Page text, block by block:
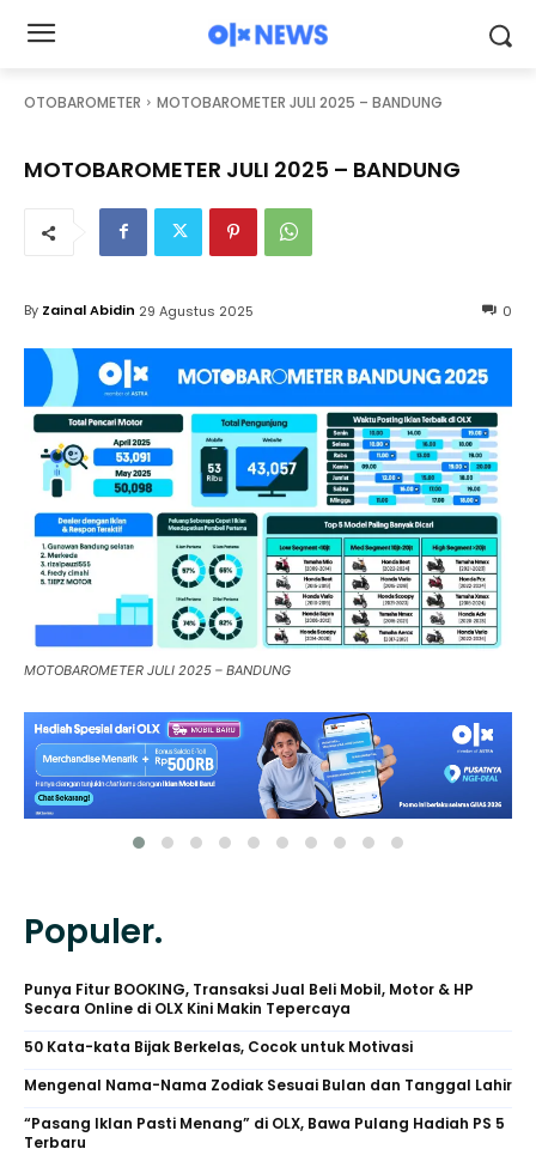
OTOBAROMETER MOTOBAROMETER JULI 2025 – BANDUNG
MOTOBAROMETER JULI 2025 – BANDUNG
0
By Zainal Abidin 29 Agustus 2025
MOTOBAROMETER JULI 2025 – BANDUNG
Populer.
Punya Fitur BOOKING, Transaksi Jual Beli Mobil, Motor & HP
Secara Online di OLX Kini Makin Tepercaya
50 Kata-kata Bijak Berkelas, Cocok untuk Motivasi
Mengenal Nama-Nama Zodiak Sesuai Bulan dan Tanggal Lahir
“Pasang Iklan Pasti Menang” di OLX, Bawa Pulang Hadiah PS 5
Terbaru